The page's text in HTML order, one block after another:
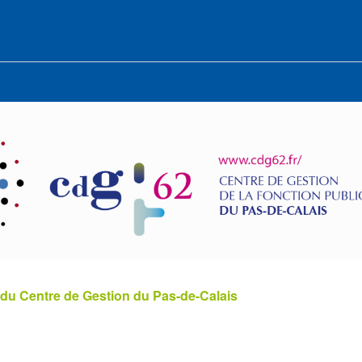
Centre de Gestion du Pas-de-Calais